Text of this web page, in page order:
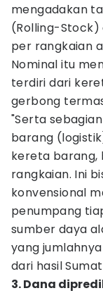
mengadakan
(Rolling-Stock)
per rangkaian
Nominal itu
terdiri dari
gerbong
"Serta
barang
kereta
rangkaian. Ini
konvensional
penumpang
sumber daya
yang
dari hasil
3. Dana